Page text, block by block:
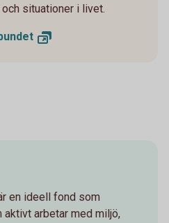
situationer i livet.
en ideell fond som
arbetar med miljö,